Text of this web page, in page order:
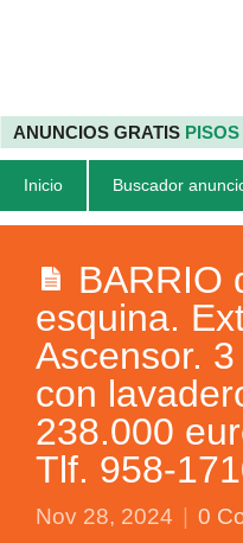
ANUNCIOS GRATIS
Inicio Buscador
BARRIO
esquina.
Ascensor.
con
238.000
Tlf. 958-
Nov 28, 2024 0